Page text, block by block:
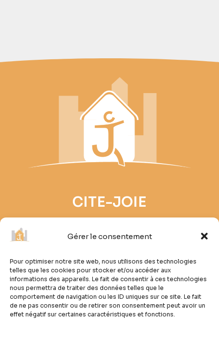
Gérer le consentement
Pour optimiser notre site web, nous utilisons des technologies
telles que les cookies pour stocker et/ou accéder aux
informations des appareils. Le fait de consentir à ces technologies
nous permettra de traiter des données telles que le
comportement de navigation ou les ID uniques sur ce site. Le fait
de ne pas consentir ou de retirer son consentement peut avoir un
effet négatif sur certaines caractéristiques et fonctions.
CITE-JOIE
1004 Lausanne
021 641 60 76
contact@cite-joie.ch